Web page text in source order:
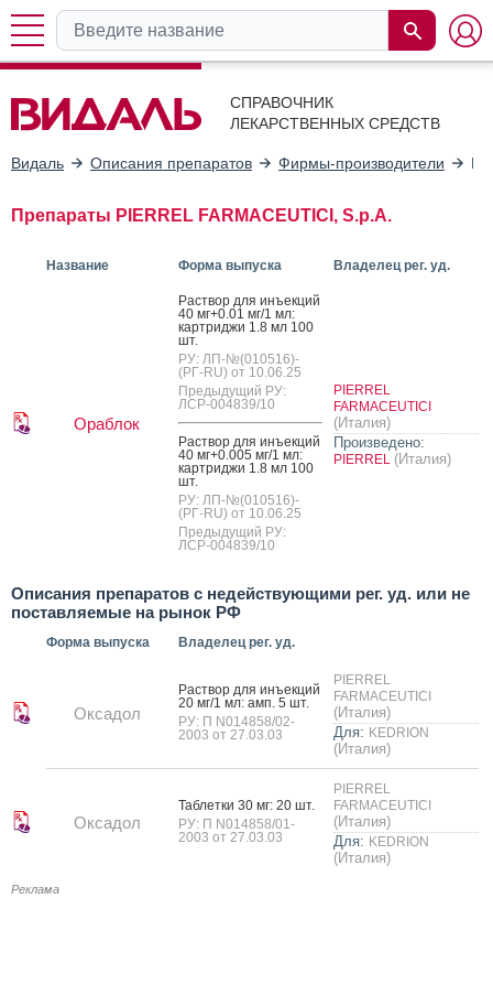
СПРАВОЧНИК
ЛЕКАРСТВЕННЫХ СРЕДСТВ
Видаль Описания препаратов Фирмы-производители
Препараты PIERREL FARMACEUTICI, S.p.A.
Название Форма выпуска Владелец рег. уд.
Ораблок
Рас­твор для инъ­ек­ций
40 мг+0.01 мг/1 мл:
кар­трид­жи 1.8 мл 100
шт.
РУ: ЛП-№(010516)-
(РГ-RU) от 10.06.25
Предыдущий РУ:
ЛСР-004839/10
Рас­твор для инъ­ек­ций
40 мг+0.005 мг/1 мл:
кар­трид­жи 1.8 мл 100
шт.
РУ: ЛП-№(010516)-
(РГ-RU) от 10.06.25
Предыдущий РУ:
ЛСР-004839/10
PIERREL
FARMACEUTICI
(Италия)
Произведено:
PIERREL (Италия)
Описания препаратов с недействующими рег. уд. или не
поставляемые на рынок РФ
Форма выпуска Владелец рег. уд.
Оксадол
Рас­твор для инъ­ек­ций
20 мг/1 мл: амп. 5 шт.
РУ: П N014858/02-
2003 от 27.03.03
PIERREL
FARMACEUTICI
(Италия)
Для: KEDRION
(Италия)
Оксадол
Таб­летки 30 мг: 20 шт.
РУ: П N014858/01-
2003 от 27.03.03
PIERREL
FARMACEUTICI
(Италия)
Для: KEDRION
(Италия)
Реклама